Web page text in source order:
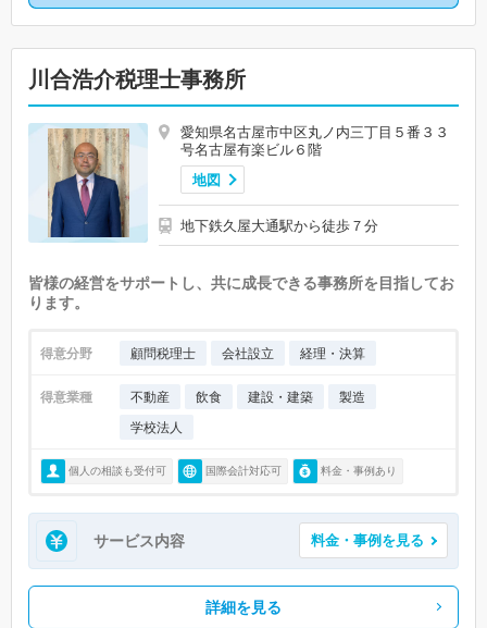
川合浩介税理士事務所
愛知県名古屋市中区丸ノ内三丁目５番３３
号名古屋有楽ビル６階
地図
地下鉄久屋大通駅から徒歩７分
皆様の経営をサポートし、共に成長できる事務所を目指してお
ります。
得意分野 顧問税理士 会社設立 経理・決算
得意業種 不動産 飲食 建設・建築
製造
学校法人
個人の相談も受付可 国際会計対応可 料金・事例あり
サービス内容 料金・事例を見る
詳細を見る